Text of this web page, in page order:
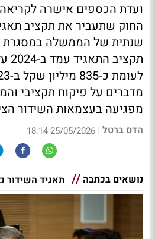
ועדת הכספים אישרה
החוק שתעביר את תקציב
שנתית של הממשלה במסגרת
מדברים על פיקוח תקציבי
מפגיעה בעצמאות השידור
הדס ברטל |
25/05/2026 18:14
נושאים בכתבה תאגיד השידור